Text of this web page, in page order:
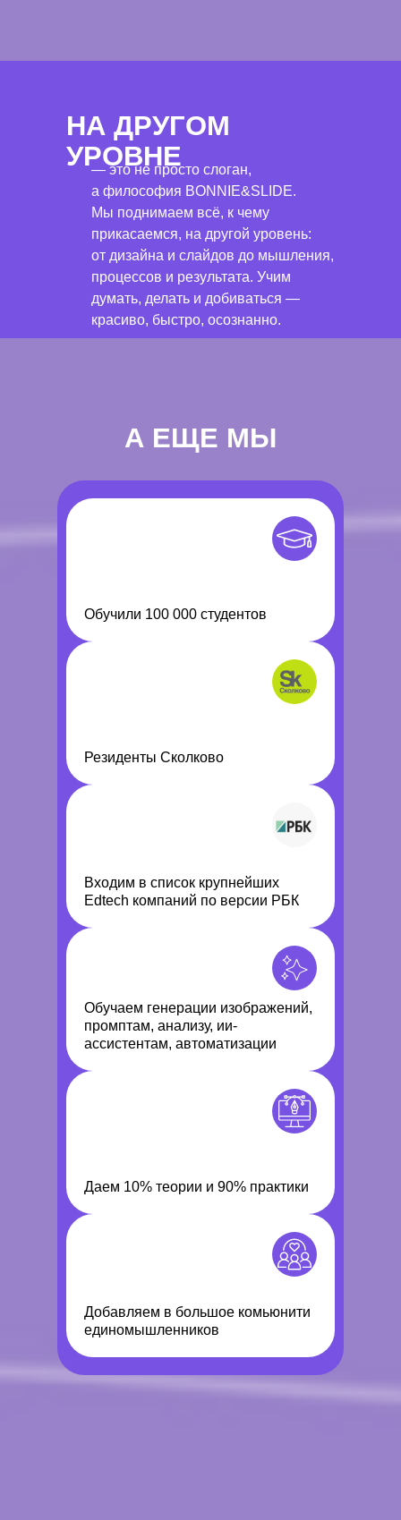
НА ДРУГОМ
УРОВНЕ
— это не просто слоган,
а философия BONNIE&SLIDE.
Мы поднимаем всё, к чему
прикасаемся, на другой уровень:
от дизайна и слайдов до мышления,
процессов и результата. Учим
думать, делать и добиваться —
красиво, быстро, осознанно.
Обучили 100 000 студентов
Резиденты Сколково
Входим в список крупнейших
Edtech компаний по версии РБК
Обучаем генерации изображений,
промптам, анализу, ии-
ассистентам, автоматизации
Даем 10% теории и 90% практики
Добавляем в большое комьюнити
единомышленников
А ЕЩЕ МЫ